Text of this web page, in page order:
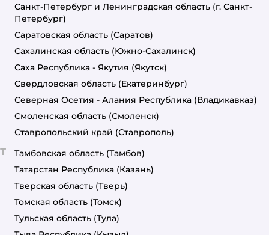
Санкт-Петербург и Ленинградская область (г. Санкт-
Петербург)
Саратовская область (Саратов)
Сахалинская область (Южно-Сахалинск)
Саха Республика - Якутия (Якутск)
Свердловская область (Екатеринбург)
Северная Осетия - Алания Республика (Владикавказ)
Смоленская область (Смоленск)
Ставропольский край (Ставрополь)
Т Тамбовская область (Тамбов)
Татарстан Республика (Казань)
Тверская область (Тверь)
Томская область (Томск)
Тульская область (Тула)